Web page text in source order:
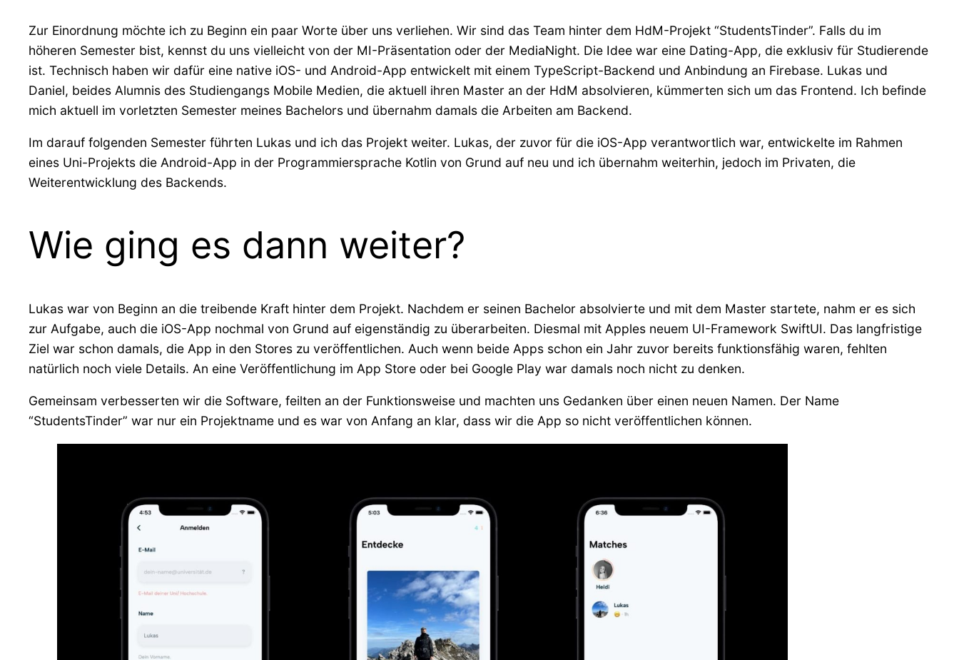
Zur Einordnung möchte ich zu Beginn ein paar Worte über uns verliehen. Wir sind das Team hinter dem HdM-Projekt “StudentsTinder”. Falls du im
höheren Semester bist, kennst du uns vielleicht von der MI-Präsentation oder der MediaNight. Die Idee war eine Dating-App, die exklusiv für Studierende
ist. Technisch haben wir dafür eine native iOS- und Android-App entwickelt mit einem TypeScript-Backend und Anbindung an Firebase. Lukas und
Daniel, beides Alumnis des Studiengangs Mobile Medien, die aktuell ihren Master an der HdM absolvieren, kümmerten sich um das Frontend. Ich befinde
mich aktuell im vorletzten Semester meines Bachelors und übernahm damals die Arbeiten am Backend.
Im darauf folgenden Semester führten Lukas und ich das Projekt weiter. Lukas, der zuvor für die iOS-App verantwortlich war, entwickelte im Rahmen
eines Uni-Projekts die Android-App in der Programmiersprache Kotlin von Grund auf neu und ich übernahm weiterhin, jedoch im Privaten, die
Weiterentwicklung des Backends.
Wie ging es dann weiter?
Lukas war von Beginn an die treibende Kraft hinter dem Projekt. Nachdem er seinen Bachelor absolvierte und mit dem Master startete, nahm er es sich
zur Aufgabe, auch die iOS-App nochmal von Grund auf eigenständig zu überarbeiten. Diesmal mit Apples neuem UI-Framework SwiftUI. Das langfristige
Ziel war schon damals, die App in den Stores zu veröffentlichen. Auch wenn beide Apps schon ein Jahr zuvor bereits funktionsfähig waren, fehlten
natürlich noch viele Details. An eine Veröffentlichung im App Store oder bei Google Play war damals noch nicht zu denken.
Gemeinsam verbesserten wir die Software, feilten an der Funktionsweise und machten uns Gedanken über einen neuen Namen. Der Name
“StudentsTinder” war nur ein Projektname und es war von Anfang an klar, dass wir die App so nicht veröffentlichen können.